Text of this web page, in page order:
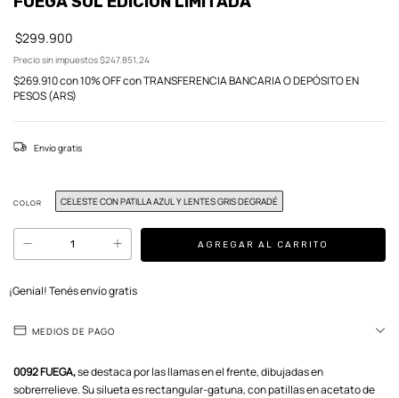
$299.900
Precio sin impuestos$247.851,24
$269.910con10% OFF con TRANSFERENCIA BANCARIA O DEPÓSITO EN
PESOS (ARS)
Envío gratis
COLOR CELESTE CON PATILLA AZUL Y LENTES GRIS DEGRADÉ
¡Genial! Tenés envío gratis
MEDIOS DE PAGO
0092 FUEGA,se destaca por las llamas en el frente, dibujadas en
sobrerrelieve. Su silueta es rectangular-gatuna, con patillas en acetato de